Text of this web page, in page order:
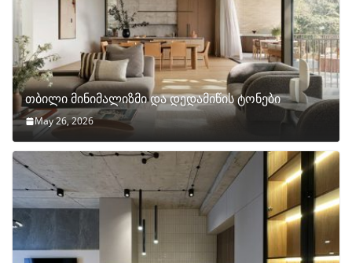
თბილი მინიმალიზმი და დედამიწის ტონები
May 26, 2026